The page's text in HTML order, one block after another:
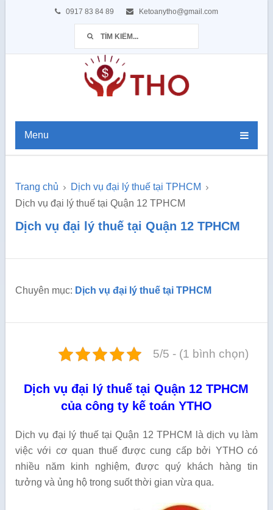
0917 83 84 89 Ketoanytho@gmail.com
Menu
Trang chủ
Dịch vụ đại lý thuế tại TPHCM
Dịch vụ đại lý thuế tại Quận 12 TPHCM
Dịch vụ đại lý thuế tại Quận 12 TPHCM
Chuyên mục: Dịch vụ đại lý thuế tại TPHCM
5/5 - (1 bình chọn)
Dịch vụ đại lý thuế tại Quận 12 TPHCM
của công ty kế toán YTHO
Dịch vụ đại lý thuế tại Quận 12 TPHCM là dịch vụ làm
việc với cơ quan thuế được cung cấp bởi YTHO có
nhiều năm kinh nghiệm, được quý khách hàng tin
tưởng và ủng hộ trong suốt thời gian vừa qua.